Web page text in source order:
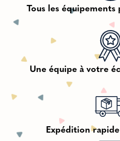
Tous les
Une équipe à votre
Expédition